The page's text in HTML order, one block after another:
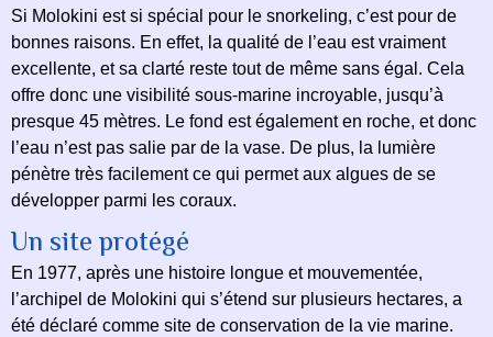
Si Molokini est si spécial pour le snorkeling, c’est pour de
bonnes raisons. En effet, la qualité de l’eau est vraiment
excellente, et sa clarté reste tout de même sans égal. Cela
offre donc une visibilité sous-marine incroyable, jusqu’à
presque 45 mètres. Le fond est également en roche, et donc
l’eau n’est pas salie par de la vase. De plus, la lumière
pénètre très facilement ce qui permet aux algues de se
développer parmi les coraux.
Un site protégé
En 1977, après une histoire longue et mouvementée,
l’archipel de Molokini qui s’étend sur plusieurs hectares, a
été déclaré comme site de conservation de la vie marine.